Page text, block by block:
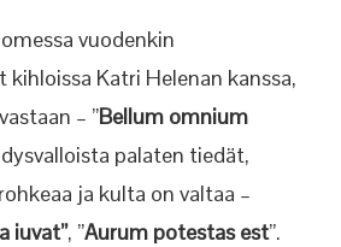
vuodenkin
Katri Helenan kanssa,
– ”Bellum omnium
palaten tiedät,
ja kulta on valtaa –
iuvat”, ”Aurum potestas est”.